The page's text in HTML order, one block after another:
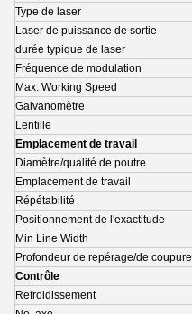
Type de laser
Laser de puissance de sortie
durée typique de laser
Fréquence de modulation
Max. Working Speed
Galvanomètre
Lentille
Emplacement de travail
Diamètre/qualité de poutre
Emplacement de travail
Répétabilité
Positionnement de l'exactitude
Min Line Width
Profondeur de repérage/de coupure
Contrôle
Refroidissement